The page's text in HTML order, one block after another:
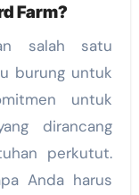
Farm?
salah satu
burung untuk
untuk
dirancang
perkutut.
Anda harus